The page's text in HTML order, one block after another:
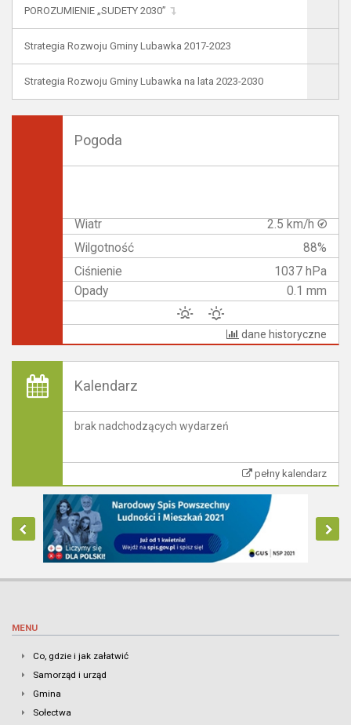
POROZUMIENIE „SUDETY 2030”
Strategia Rozwoju Gminy Lubawka 2017-2023
Strategia Rozwoju Gminy Lubawka na lata 2023-2030
Pogoda
Wiatr
2.5 km/h
Wilgotność
88%
Ciśnienie
1037 hPa
Opady
0.1 mm
dane historyczne
Kalendarz
brak nadchodzących wydarzeń
pełny kalendarz
MENU
Co, gdzie i jak załatwić
Samorząd i urząd
Gmina
Sołectwa